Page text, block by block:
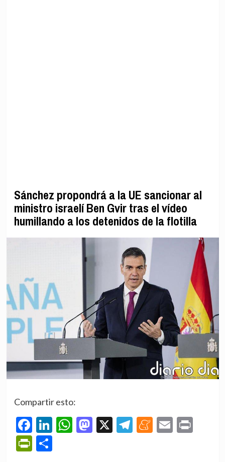
Sánchez propondrá a la UE sancionar al
ministro israelí Ben Gvir tras el vídeo
humillando a los detenidos de la flotilla
Compartir esto:
Facebook
LinkedIn
WhatsApp
Mastodon
X Telegram
Meneame
Email
PrintFriendly
Compartir